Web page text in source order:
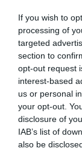
If you wish to
processing of
targeted
section to
opt-out request
interest-based
us or personal
your opt-out.
disclosure of
IAB’s list of
also be
ΗΠΑ:
τα
στις